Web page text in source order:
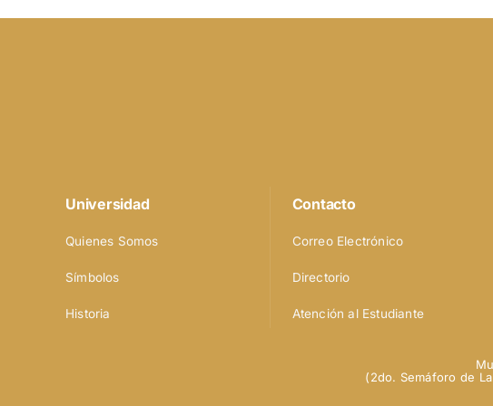
Universidad
Quienes Somos
Símbolos
Historia
Contacto
Correo Electrónico
Directorio
Atención al Estudiante
(2do. Semáforo de